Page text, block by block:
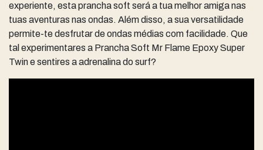
experiente, esta prancha soft será a tua melhor amiga nas
tuas aventuras nas ondas. Além disso, a sua versatilidade
permite-te desfrutar de ondas médias com facilidade. Que
tal experimentares a Prancha Soft Mr Flame Epoxy Super
Twin e sentires a adrenalina do surf?